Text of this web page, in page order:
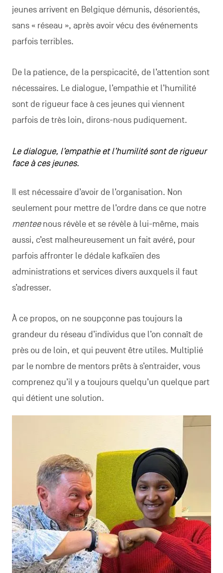
jeunes arrivent en Belgique démunis, désorientés,
sans « réseau », après avoir vécu des événements
parfois terribles.
De la patience, de la perspicacité, de l’attention sont
nécessaires. Le dialogue, l’empathie et l’humilité
sont de rigueur face à ces jeunes qui viennent
parfois de très loin, dirons-nous pudiquement.
Le dialogue, l’empathie et l’humilité sont de rigueur
face à ces jeunes.
Il est nécessaire d’avoir de l’organisation. Non
seulement pour mettre de l’ordre dans ce que notre
menteenous révèle et se révèle à lui-même, mais
aussi, c’est malheureusement un fait avéré, pour
parfois affronter le dédale kafkaïen des
administrations et services divers auxquels il faut
s’adresser.
À ce propos, on ne soupçonne pas toujours la
grandeur du réseau d’individus que l’on connaît de
près ou de loin, et qui peuvent être utiles. Multiplié
par le nombre de mentors prêts à s’entraider, vous
comprenez qu’il y a toujours quelqu’un quelque part
qui détient une solution.